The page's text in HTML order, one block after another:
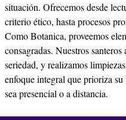
situación. Ofrecemos desde
criterio ético, hasta procesos
Como Botanica, proveemos
consagradas. Nuestros
seriedad, y realizamos
enfoque integral que prioriza
sea presencial o a distancia.